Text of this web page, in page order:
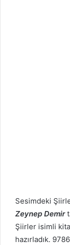
Sesimdeki
Zeynep Demir
Şiirler isimli
hazırladık.